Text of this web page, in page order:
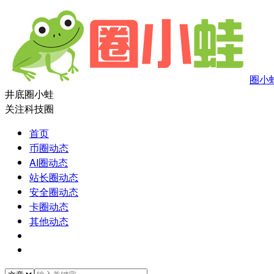
圈小
井底圈小蛙
关注科技圈
首页
币圈动态
AI圈动态
站长圈动态
安全圈动态
卡圈动态
其他动态